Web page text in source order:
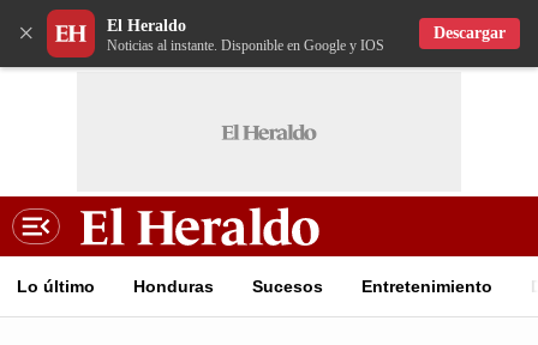
× El Heraldo
Noticias al instante. Disponible en Google y IOS
Descargar
Lo último Honduras Sucesos Entretenimiento